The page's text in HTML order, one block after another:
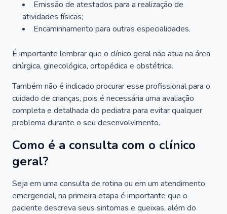
Emissão de atestados para a realização de
atividades físicas;
Encaminhamento para outras especialidades.
É importante lembrar que o clínico geral não atua na área
cirúrgica, ginecológica, ortopédica e obstétrica.
Também não é indicado procurar esse profissional para o
cuidado de crianças, pois é necessária uma avaliação
completa e detalhada do pediatra para evitar qualquer
problema durante o seu desenvolvimento.
Como é a consulta com o clínico
geral?
Seja em uma consulta de rotina ou em um atendimento
emergencial, na primeira etapa é importante que o
paciente descreva seus sintomas e queixas, além do